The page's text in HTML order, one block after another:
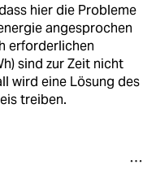
hier die Probleme
angesprochen
erforderlichen
sind zur Zeit nicht
wird eine Lösung des
treiben.